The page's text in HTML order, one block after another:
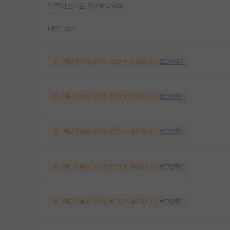
일론머스크도 유망하다던데
대댓글 쓰기
해당 댓글을 보려면 로그인이 필요합니다. 로그인하기
해당 댓글을 보려면 로그인이 필요합니다. 로그인하기
해당 댓글을 보려면 로그인이 필요합니다. 로그인하기
해당 댓글을 보려면 로그인이 필요합니다. 로그인하기
해당 댓글을 보려면 로그인이 필요합니다. 로그인하기